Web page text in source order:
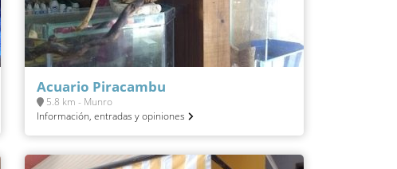
Acuario Piracambu
5.8 km - Munro
Información, entradas y opiniones